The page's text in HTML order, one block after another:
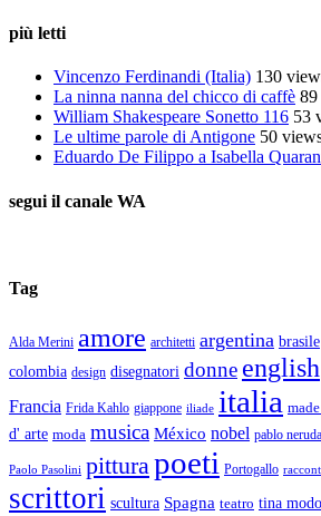
più letti
Vincenzo Ferdinandi (Italia) 130
La ninna nanna del chicco di caffè
William Shakespeare Sonetto 116 53
Le ultime parole di Antigone 50
Eduardo De Filippo a Isabella
segui il canale WA
Tag
Alda Merini amore architetti argentina brasile
colombia design disegnatori donne english
Francia Frida Kahlo giappone iliade italia
d' arte moda musica México nobel pablo neruda
Paolo Pasolini pittura poeti Portogallo
scrittori scultura Spagna teatro tina